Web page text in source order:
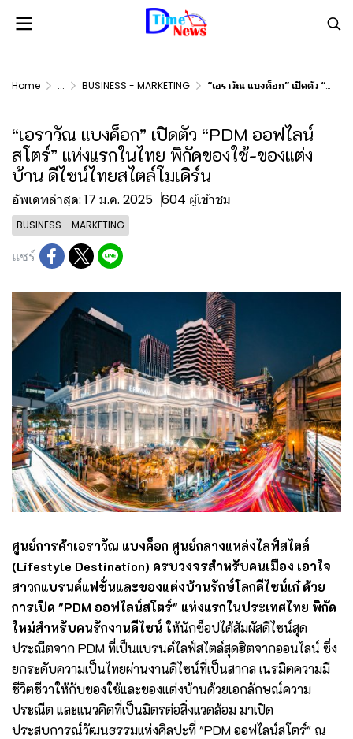
Home ... BUSINESS - MARKETING “เอราวัณ แบงค็อก” เปิดตัว “PDM ออฟไลน์สโตร์” แห่งแรกในไทย พิกัดของใช้-ของแต่งบ้าน ดีไซน์ไทยสไตล์โมเดิร์น
“เอราวัณ แบงค็อก” เปิดตัว “PDM ออฟไลน์
สโตร์” แห่งแรกในไทย พิกัดของใช้-ของแต่ง
บ้าน ดีไซน์ไทยสไตล์โมเดิร์น
อัพเดทล่าสุด: 17 ม.ค. 2025 604 ผู้เข้าชม
BUSINESS - MARKETING
แชร์
ศูนย์การค้าเอราวัณ แบงค็อก ศูนย์กลางแหล่งไลฟ์สไตล์
(Lifestyle Destination) ครบวงจรสำหรับคนเมือง เอาใจ
สาวกแบรนด์แฟชั่นและของแต่งบ้านรักษ์โลกดีไซน์เก๋ ด้วย
การเปิด "PDM ออฟไลน์สโตร์" แห่งแรกในประเทศไทย พิกัด
ใหม่สำหรับคนรักงานดีไซน์ ให้นักช็อปได้สัมผัสดีไซน์สุด
ประณีตจาก PDM ที่เป็นแบรนด์ไลฟ์สไตล์สุดฮิตจากออนไลน์ ซึ่ง
ยกระดับความเป็นไทยผ่านงานดีไซน์ที่เป็นสากล เนรมิตความมี
ชีวิตชีวาให้กับของใช้และของแต่งบ้านด้วยเอกลักษณ์ความ
ประณีต และแนวคิดที่เป็นมิตรต่อสิ่งแวดล้อม มาเปิด
ประสบการณ์วัฒนธรรมแห่งศิลปะที่ "PDM ออฟไลน์สโตร์" ณ